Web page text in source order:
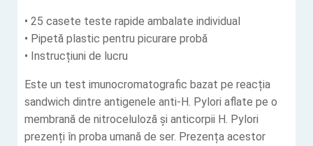
• 25 casete teste rapide ambalate individual
• Pipetă plastic pentru picurare probă
• Instrucțiuni de lucru
Este un test imunocromatografic bazat pe reacția
sandwich dintre antigenele anti-H. Pylori aflate pe o
membrană de nitroceluloză și anticorpii H. Pylori
prezenți în proba umană de ser. Prezența acestor